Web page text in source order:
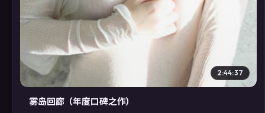
2:44:37
雾岛回廊（年度口碑之作）